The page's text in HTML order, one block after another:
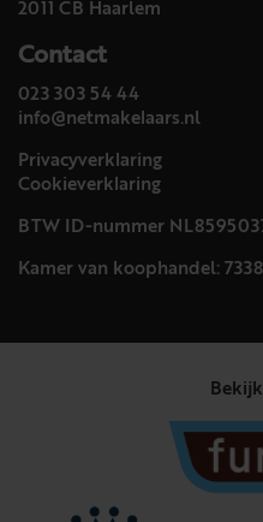
2011 CB Haarlem
Contact
023 303 54 44
info@netmakelaars.nl
Privacyverklaring
Cookieverklaring
BTW ID-nummer
Kamer van koophandel: